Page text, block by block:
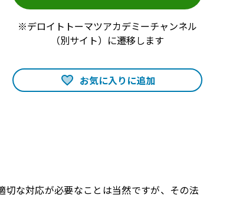
※デロイトトーマツアカデミーチャンネル
（別サイト）に遷移します
お気に入りに追加
な対応が必要なことは当然ですが、その法